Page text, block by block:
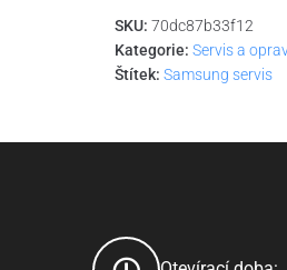
SKU: 70dc87b33f12
Kategorie: Servis a
Štítek: Samsung servis